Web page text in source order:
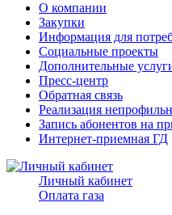
О компании
Закупки
Информация для
Социальные проекты
Дополнительные
Пресс-центр
Обратная связь
Реализация
Запись абонентов на
Интернет-приемная ГД
Личный кабинет
Оплата газа